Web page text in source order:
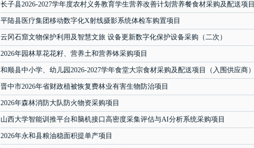
长子县2026-2027学年度农村义务教育学生营养改善计划营养餐食材采购及配送项目
平陆县医疗集团移动数字化X射线摄影系统体检车购置项目
云冈石窟文物保护利用及智慧文旅 设备更新数字化保护设备采购（二次）
2026年园林草花花籽、营养土和营养钵采购项目
和顺县中小学、幼儿园2026-2027学年食堂大宗食材采购及配送项目（入围供应商）
晋中市2026年省财政植被恢复费林业有害生物防治项目
2026年森林消防大队防火物资采购项目
山西大学智能训推平台和脑机接口高密度采集评估与AI分析系统采购项目
2026年永和县粮油稳面积提单产项目